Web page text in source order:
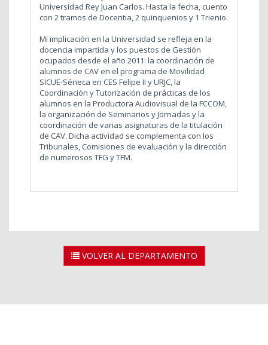
Universidad Rey Juan Carlos. Hasta la fecha, cuento
con 2 tramos de Docentia, 2 quinquenios y 1 Trienio.
Mi implicación en la Universidad se refleja en la
docencia impartida y los puestos de Gestión
ocupados desde el año 2011: la coordinación de
alumnos de CAV en el programa de Movilidad
SICUE-Séneca en CES Felipe II y URJC, la
Coordinación y Tutorización de prácticas de los
alumnos en la Productora Audiovisual de la FCCOM,
la organización de Seminarios y Jornadas y la
coordinación de varias asignaturas de la titulación
de CAV. Dicha actividad se complementa con los
Tribunales, Comisiones de evaluación y la dirección
de numerosos TFG y TFM.
VOLVER AL DEPARTAMENTO